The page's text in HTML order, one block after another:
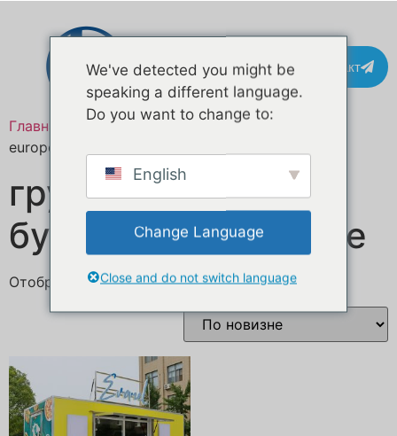
Контакт
Главная
/ Товары с меткой «burger food truck
europe»
грузовик с
бургерами в Европе
Отображение единственного товара
We've detected you might be
speaking a different language.
Do you want to change to:
English
Change Language
Close and do not switch language